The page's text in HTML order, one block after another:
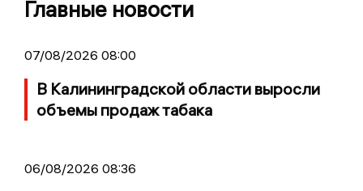
Главные новости
07/08/2026 08:00
В Калининградской области выросли
объемы продаж табака
06/08/2026 08:36